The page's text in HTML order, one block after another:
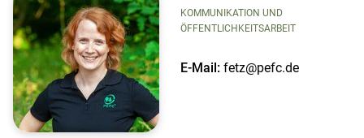
KOMMUNIKATION UND
ÖFFENTLICHKEITSARBEIT
E-Mail: fetz@pefc.de